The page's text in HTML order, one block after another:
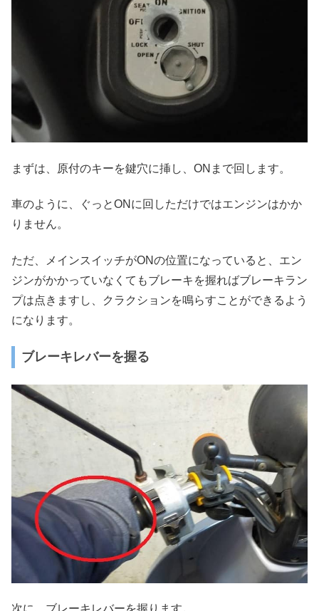
まずは、原付のキーを鍵穴に挿し、ONまで回します。
車のように、ぐっとONに回しただけではエンジンはかか
りません。
ただ、メインスイッチがONの位置になっていると、エン
ジンがかかっていなくてもブレーキを握ればブレーキラン
プは点きますし、クラクションを鳴らすことができるよう
になります。
ブレーキレバーを握る
次に、ブレーキレバーを握ります。